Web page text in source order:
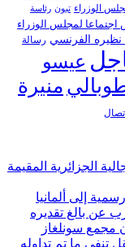
الوزراء تبون رئاسة
لمجلس الوزراء
نظيره الفرنسي رسالة
عيسو
منيرة
الجزائرية المقيمة
إلى ألمانيا
عن بالغ تقديره
مجمع سونلغاز
تنفي ما تم تداوله